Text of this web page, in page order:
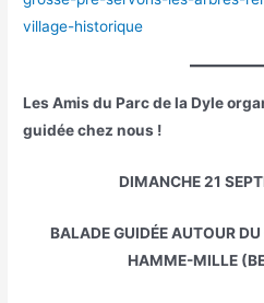
village-historique
Les Amis du Parc de la Dyle
guidée chez nous !
DIMANCHE 21
BALADE GUIDÉE AUTOUR
HAMME-MILLE